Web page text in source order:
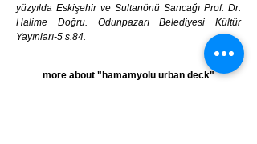
yüzyılda Eskişehir ve Sultanönü Sancağı Prof. Dr.
Halime Doğru. Odunpazarı Belediyesi Kültür
Yayınları-5 s.84.
more about "hamamyolu urban deck"